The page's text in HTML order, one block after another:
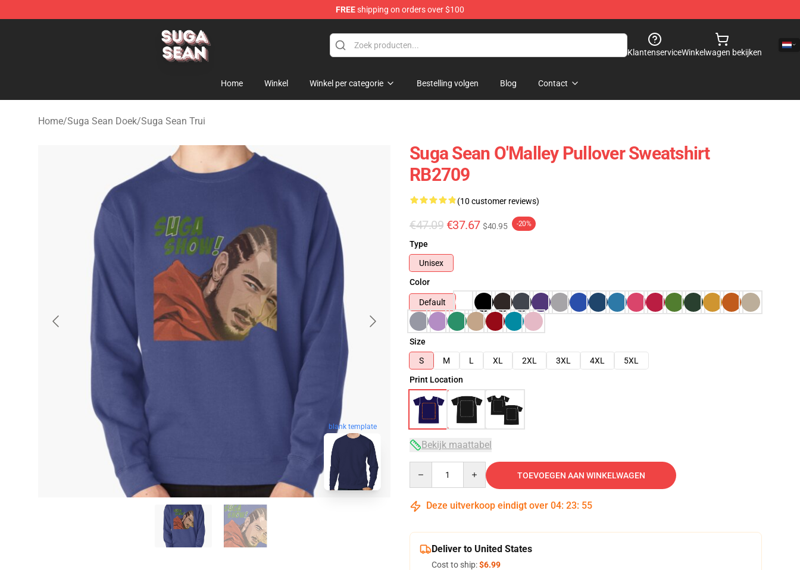
FREEshipping on orders over $100
Suga Sean Shop - Official Suga Sean Merchandise Store
KlantenserviceWinkelwagen bekijken
Home Winkel Winkel per categorie Bestelling volgen Blog Contact
Home/Suga Sean Doek/Suga Sean Trui
blank template
Suga Sean O'Malley Pullover Sweatshirt
RB2709
(10 customer reviews)
€47.09 €37.67 $40.95 -20%
Type
Unisex
Color
Default
Size
S
M L XL 2XL 3XL 4XL
5XL
Print Location
Bekijk maattabel
TOEVOEGEN AAN WINKELWAGEN
Deze uitverkoop eindigt over 04: 23: 54
Deliver to United States
Cost to ship:$6.99